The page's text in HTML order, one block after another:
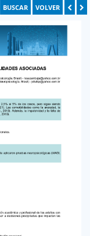
BUSCAR VOLVER